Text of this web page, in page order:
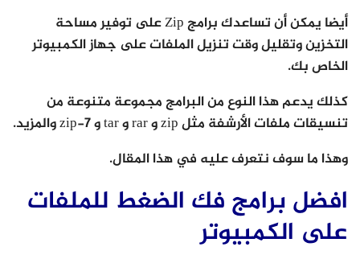
أيضا يمكن أن تساعدك برامج Zip على توفير مساحة
التخزين وتقليل وقت تنزيل الملفات على جهاز الكمبيوتر
الخاص بك.
كذلك يدعم هذا النوع من البرامج مجموعة متنوعة من
تنسيقات ملفات الأرشفة مثل zip و rar و tar و 7-zip والمزيد.
وهذا ما سوف نتعرف عليه في هذا المقال.
افضل برامج فك الضغط للملفات
على الكمبيوتر